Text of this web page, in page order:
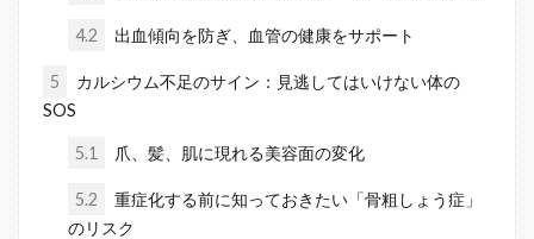
4.2 出血傾向を防ぎ、血管の健康をサポート
5
カルシウム不足のサイン：見逃してはいけない体の
SOS
5.1 爪、髪、肌に現れる美容面の変化
5.2
重症化する前に知っておきたい「骨粗しょう症」
のリスク